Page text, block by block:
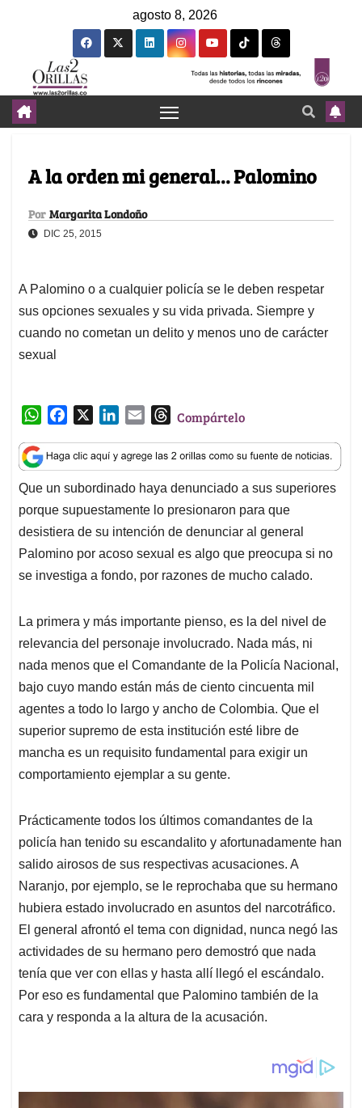
agosto 8, 2026
A la orden mi general… Palomino
Por Margarita Londoño
DIC 25, 2015
A Palomino o a cualquier policía se le deben respetar
sus opciones sexuales y su vida privada. Siempre y
cuando no cometan un delito y menos uno de carácter
sexual
W
a
t
s
A
p
p
c
e
b
o
o
k
n
k
e
d
I
n
a
i
l
T
r
e
a
d
s
Compártelo
Que un subordinado haya denunciado a sus superiores
porque supuestamente lo presionaron para que
desistiera de su intención de denunciar al general
Palomino por acoso sexual es algo que preocupa si no
se investiga a fondo, por razones de mucho calado.
La primera y más importante pienso, es la del nivel de
relevancia del personaje involucrado. Nada más, ni
nada menos que el Comandante de la Policía Nacional,
bajo cuyo mando están más de ciento cincuenta mil
agentes a todo lo largo y ancho de Colombia. Que el
superior supremo de esta institución esté libre de
mancha es un requisito fundamental para exigir un
comportamiento ejemplar a su gente.
Prácticamente todos los últimos comandantes de la
policía han tenido su escandalito y afortunadamente han
salido airosos de sus respectivas acusaciones. A
Naranjo, por ejemplo, se le reprochaba que su hermano
hubiera estado involucrado en asuntos del narcotráfico.
El general afrontó el tema con dignidad, nunca negó las
actividades de su hermano pero demostró que nada
tenía que ver con ellas y hasta allí llegó el escándalo.
Por eso es fundamental que Palomino también de la
cara y responda a la altura de la acusación.